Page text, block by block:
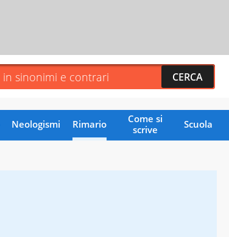
Neologismi Rimario
Come si
scrive
Scuola